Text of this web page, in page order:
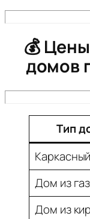
💰
домов
Тип
Дом из
Дом из